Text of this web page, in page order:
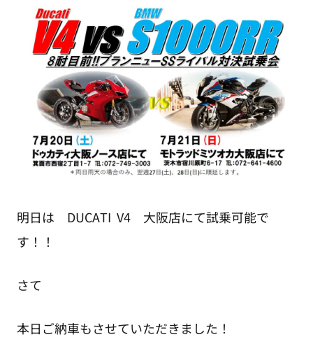
明日は DUCATI V4 大阪店にて試乗可能で
す！！
さて
本日ご納車もさせていただきました！